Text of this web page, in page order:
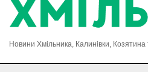
Новини Хмільника, Калинівки,